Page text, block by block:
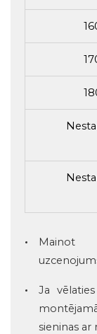
Mainot
Ja
sieninas ar